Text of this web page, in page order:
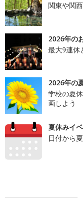
関東や関
2026年の
最大9連休
2026年の
学校の夏
画しよう
夏休みイ
日付から